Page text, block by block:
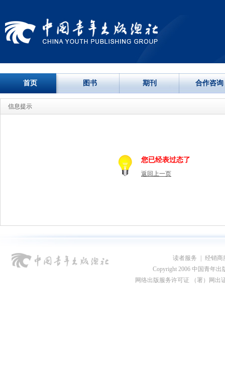
首页 图书 期刊 合作咨询
信息提示
您已经表过态了
返回上一页
读者服务
经销商
Copyright 2006 中国青年出
网络出版服务许可证 （署）网出